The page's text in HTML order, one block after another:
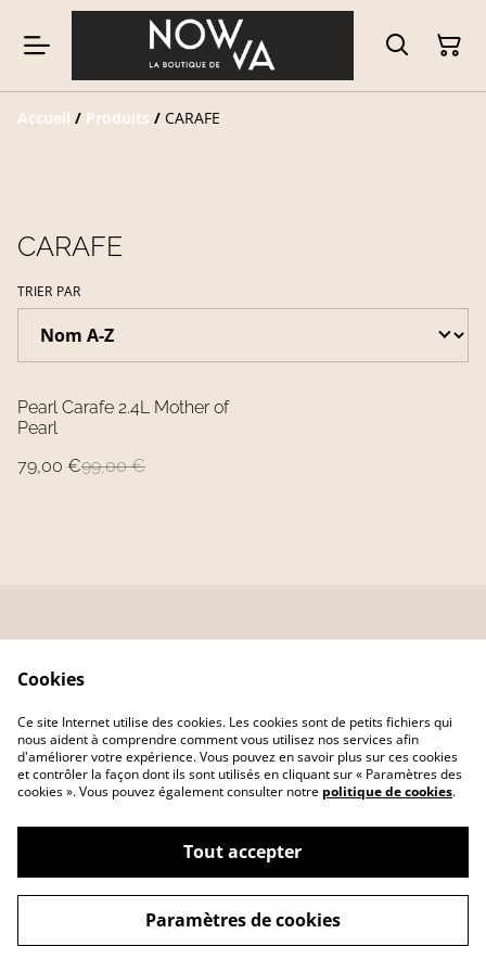
Accueil / Produits / CARAFE
CARAFE
TRIER PAR
%
Pearl Carafe 2.4L Mother of
Pearl
79,00 €99,00 €
Contactez-nous Conditions
Politique de
confidentialité
Politique de cookies
©2026LA BOUTIQUE DE NOWVA
powered by
Cookies
Ce site Internet utilise des cookies. Les cookies sont de petits fichiers qui
nous aident à comprendre comment vous utilisez nos services afin
d'améliorer votre expérience. Vous pouvez en savoir plus sur ces cookies
et contrôler la façon dont ils sont utilisés en cliquant sur « Paramètres des
cookies ». Vous pouvez également consulter notre politique de cookies.
Tout accepter
Paramètres de cookies